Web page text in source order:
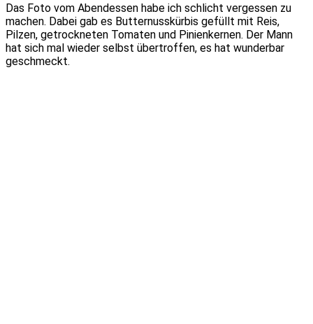
Das Foto vom Abendessen habe ich schlicht vergessen zu
machen. Dabei gab es Butternusskürbis gefüllt mit Reis,
Pilzen, getrockneten Tomaten und Pinienkernen. Der Mann
hat sich mal wieder selbst übertroffen, es hat wunderbar
geschmeckt.